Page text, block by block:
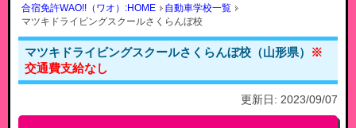
合宿免許WAO!!（ワオ）:HOME
自動車学校一覧
マツキドライビングスクールさくらんぼ校
マツキドライビングスクールさくらんぼ校（山形県）
※
交通費支給なし
更新日: 2023/09/07